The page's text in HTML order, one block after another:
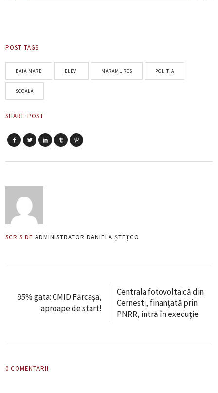
POST TAGS
BAIA MARE ELEVI MARAMURES POLITIA
SCOALA
SHARE POST
SCRIS DE ADMINISTRATOR DANIELA ȘTEȚCO
95% gata: CMID Fărcașa,
aproape de start!
Centrala fotovoltaică din
Cernesti, finanțată prin
PNRR, intră în execuție
0 COMENTARII